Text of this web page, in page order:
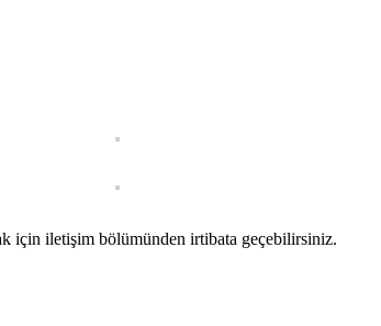
için iletişim bölümünden irtibata geçebilirsiniz.